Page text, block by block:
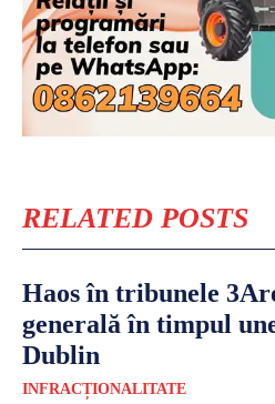
RELATED POSTS
Haos în tribunele
generală în timpul
Dublin
INFRACȚIONALITATE